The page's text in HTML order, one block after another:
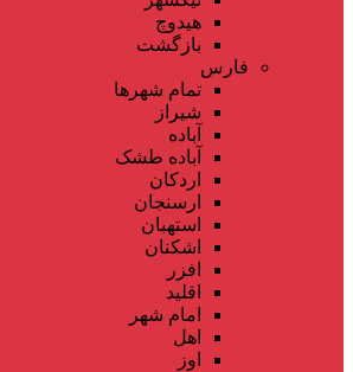
هیدوچ
بازگشت
فارس
تمام شهر‌ها
شیراز
آباده
آباده طشک
اردکان
ارسنجان
استهبان
اشکنان
افزر
اقلید
امام شهر
اهل
اوز